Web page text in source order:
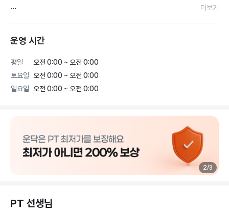
*견습 트레이너 없는 PT전문샵
*쾌적하고 깔끔한 PT전문샵
*정확한 운동 지도는 당연합니다
회원님이 성장하는 모습
상담은 예약제로 진행됩니다
더보기
운영 시간
평일
오전 0:00 ~ 오전 0:00
토요일
오전 0:00 ~ 오전 0:00
일요일
오전 0:00 ~ 오전 0:00
2/3
PT 선생님